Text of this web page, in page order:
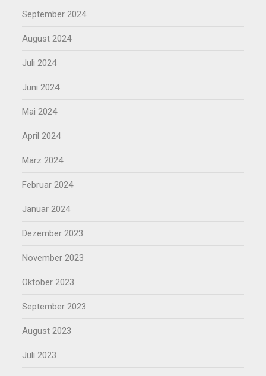
September 2024
August 2024
Juli 2024
Juni 2024
Mai 2024
April 2024
März 2024
Februar 2024
Januar 2024
Dezember 2023
November 2023
Oktober 2023
September 2023
August 2023
Juli 2023